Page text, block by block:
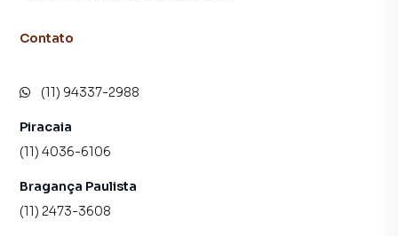
Contato
(11) 94337-2988
Piracaia
(11) 4036-6106
Bragança Paulista
(11) 2473-3608